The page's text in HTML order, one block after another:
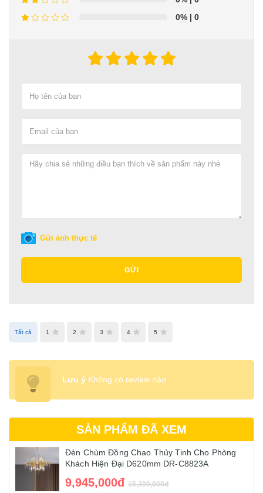
0% | 0
Gửi ảnh thực tế
GỬI
Tất cả 1 2 3 4 5
Lưu ý Không có review nào
SẢN PHẨM ĐÃ XEM
Đèn Chùm Đồng Chao Thủy Tinh Cho Phòng
Khách Hiện Đại D620mm DR-C8823A
9,945,000đ 15,300,000đ